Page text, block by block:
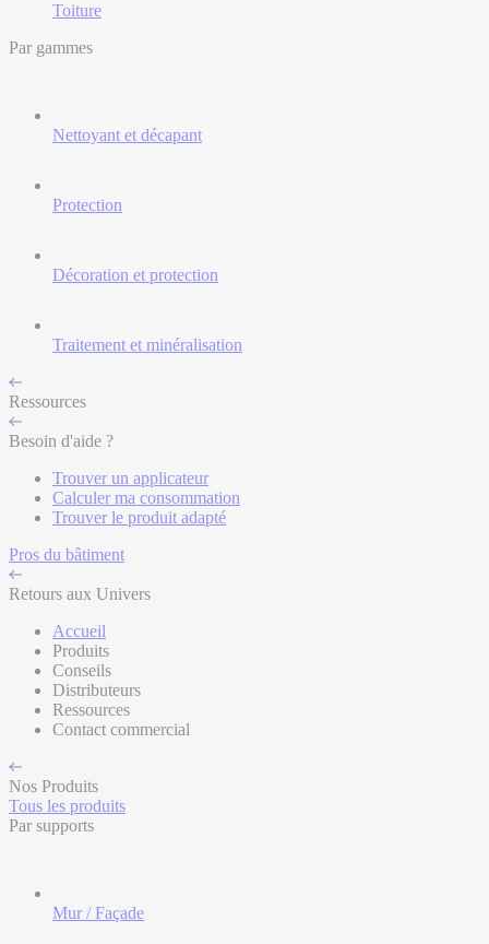
Toiture
Par gammes
Nettoyant et décapant
Protection
Décoration et protection
Traitement et minéralisation
Ressources
Besoin d'aide ?
Trouver un applicateur
Calculer ma consommation
Trouver le produit adapté
Pros du bâtiment
Retours aux Univers
Accueil
Produits
Conseils
Distributeurs
Ressources
Contact commercial
Nos Produits
Tous les produits
Par supports
Mur / Façade